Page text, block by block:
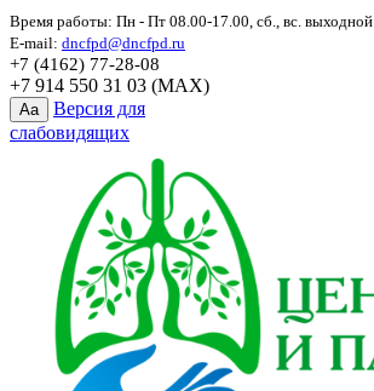
Время работы: Пн - Пт 08.00-17.00, сб., вс. выходной
E-mail: dncfpd@dncfpd.ru
+7 (4162) 77-28-08
+7 914 550 31 03 (MAX)
Aa
Версия для
слабовидящих